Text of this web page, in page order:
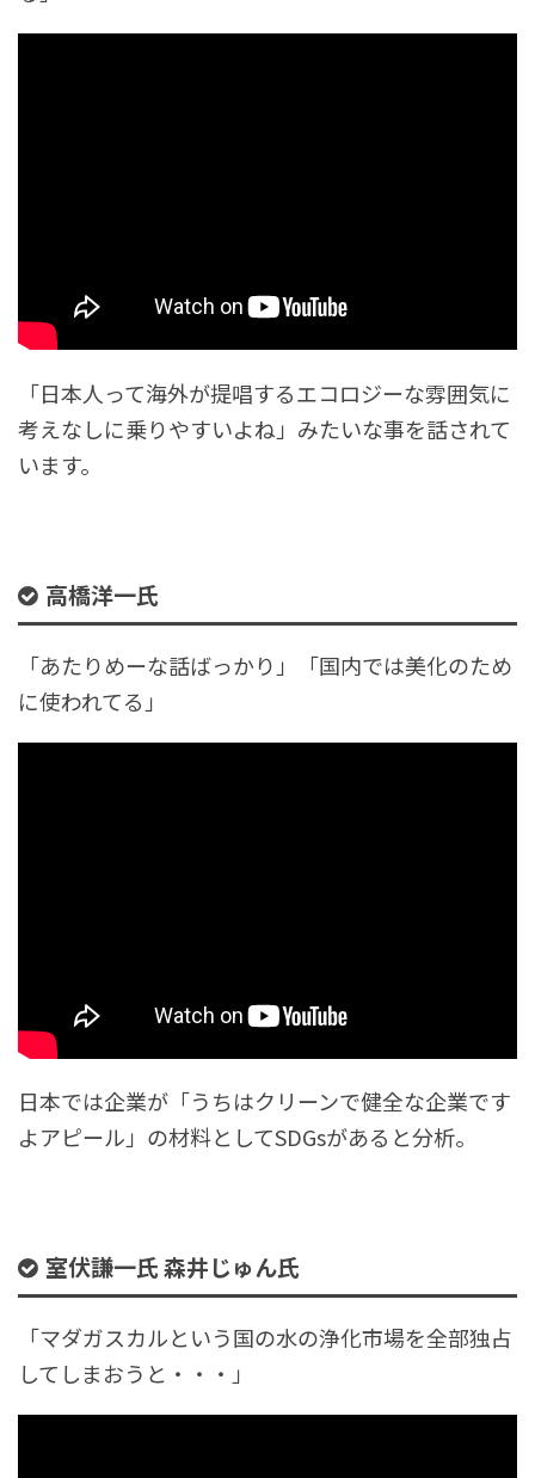
「日本人って海外が提唱するエコロジーな雰囲気に
考えなしに乗りやすいよね」みたいな事を話されて
います。
高橋洋一氏
「あたりめーな話ばっかり」「国内では美化のため
に使われてる」
日本では企業が「うちはクリーンで健全な企業です
よアピール」の材料としてSDGsがあると分析。
室伏謙一氏 森井じゅん氏
「マダガスカルという国の水の浄化市場を全部独占
してしまおうと・・・」